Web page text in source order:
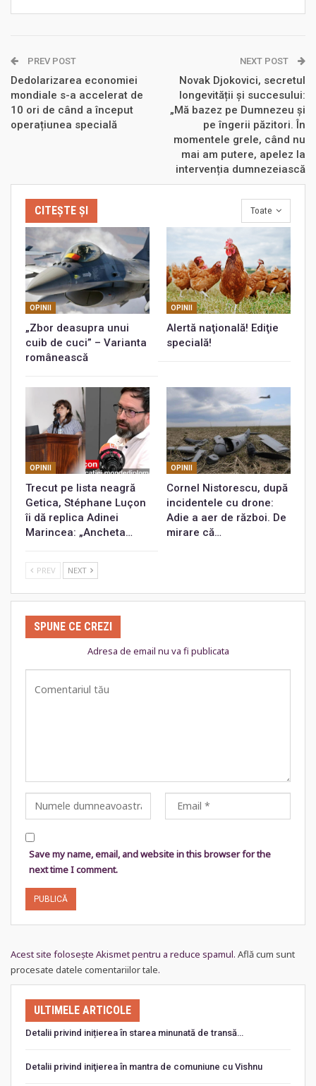
PREV POST
Dedolarizarea economiei
mondiale s-a accelerat de
10 ori de când a început
operațiunea specială
NEXT POST
Novak Djokovici, secretul
longevității și succesului:
„Mă bazez pe Dumnezeu și
pe îngerii păzitori. În
momentele grele, când nu
mai am putere, apelez la
intervenția dumnezeiască
Toate
CITEȘTE ȘI
OPINII
„Zbor deasupra unui
cuib de cuci” – Varianta
românească
OPINII
Alertă naţională! Ediţie
specială!
OPINII
Trecut pe lista neagră
Getica, Stéphane Luçon
îi dă replica Adinei
Marincea: „Ancheta…
OPINII
Cornel Nistorescu, după
incidentele cu drone:
Adie a aer de război. De
mirare că…
PREV NEXT
SPUNE CE CREZI
Adresa de email nu va fi publicata
Save my name, email, and website in this browser for the
next time I comment.
Acest site folosește Akismet pentru a reduce spamul. Află cum sunt
procesate datele comentariilor tale.
ULTIMELE ARTICOLE
Detalii privind inițierea în starea minunată de transă…
Detalii privind iniţierea în mantra de comuniune cu Vishnu